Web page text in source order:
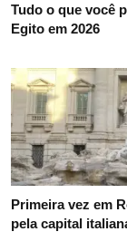
Tudo o que você
Egito em 2026
Primeira vez em
pela capital